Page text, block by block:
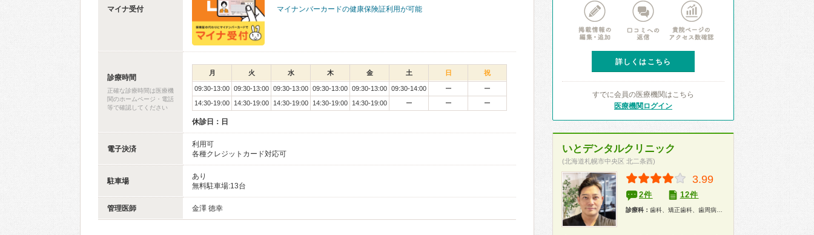
マイナ受付 マイナンバーカードの健康保険証利用が可能
診療時間
正確な診療時間は医療機
関のホームページ・電話
等で確認してください
月 火 水 木 金 土 日 祝
09:30-13:00 09:30-13:00 09:30-13:00 09:30-13:00 09:30-13:00 09:30-14:00 ー
ー
14:30-19:00
14:30-19:00 14:30-19:00 14:30-19:00 14:30-19:00 ー ー ー
休診日：日
電子決済
利用可
各種クレジットカード対応可
駐車場
あり
無料駐車場:13台
管理医師 金澤 徳幸
詳しくはこちら
すでに会員の医療機関はこちら
医療機関ログイン
いとデンタルクリニック
(北海道札幌市中央区 北二条西)
3.99
2件 12件
診療科： 歯科、矯正歯科、歯周病科、小児歯科、歯科口腔外科、インプラント、ホワイトニング